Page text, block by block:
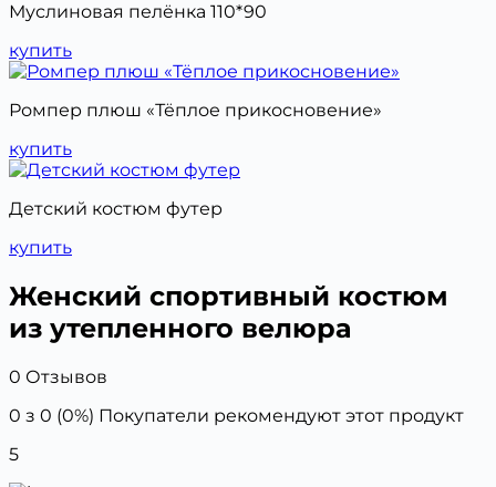
Муслиновая пелёнка 110*90
купить
Ромпер плюш «Тёплое прикосновение»
купить
Детский костюм футер
купить
Женский спортивный костюм
из утепленного велюра
0 Отзывов
0 з 0 (0%) Покупатели рекомендуют этот продукт
5